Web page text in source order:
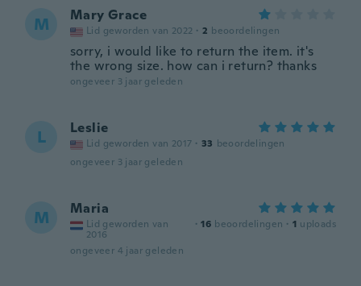
M Mary Grace
Lid geworden van 2022 · 2 beoordelingen
sorry, i would like to return the item. it's
the wrong size. how can i return? thanks
ongeveer 3 jaar geleden
L Leslie
Lid geworden van 2017 · 33 beoordelingen
ongeveer 3 jaar geleden
M Maria
Lid geworden van
2016
· 16 beoordelingen · 1 uploads
ongeveer 4 jaar geleden